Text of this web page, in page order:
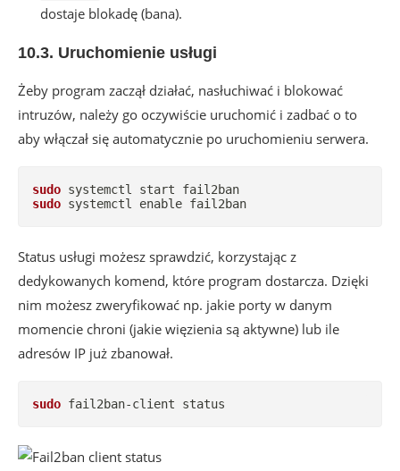
dostaje blokadę (bana).
10.3. Uruchomienie usługi
Żeby program zaczął działać, nasłuchiwać i blokować
intruzów, należy go oczywiście uruchomić i zadbać o to
aby włączał się automatycznie po uruchomieniu serwera.
sudo
sudo systemctl enable fail2ban
Status usługi możesz sprawdzić, korzystając z
dedykowanych komend, które program dostarcza. Dzięki
nim możesz zweryfikować np. jakie porty w danym
momencie chroni (jakie więzienia są aktywne) lub ile
adresów IP już zbanował.
sudo fail2ban-client status